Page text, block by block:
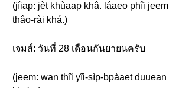
(jíiap: jèt khùaap khâ. láaeo phîi
thâo-rài khá.)
เจมส์: วันที่ 28 เดือนกันยายนครับ
(jeem: wan thîi yîi-sìp-bpàaet duuean